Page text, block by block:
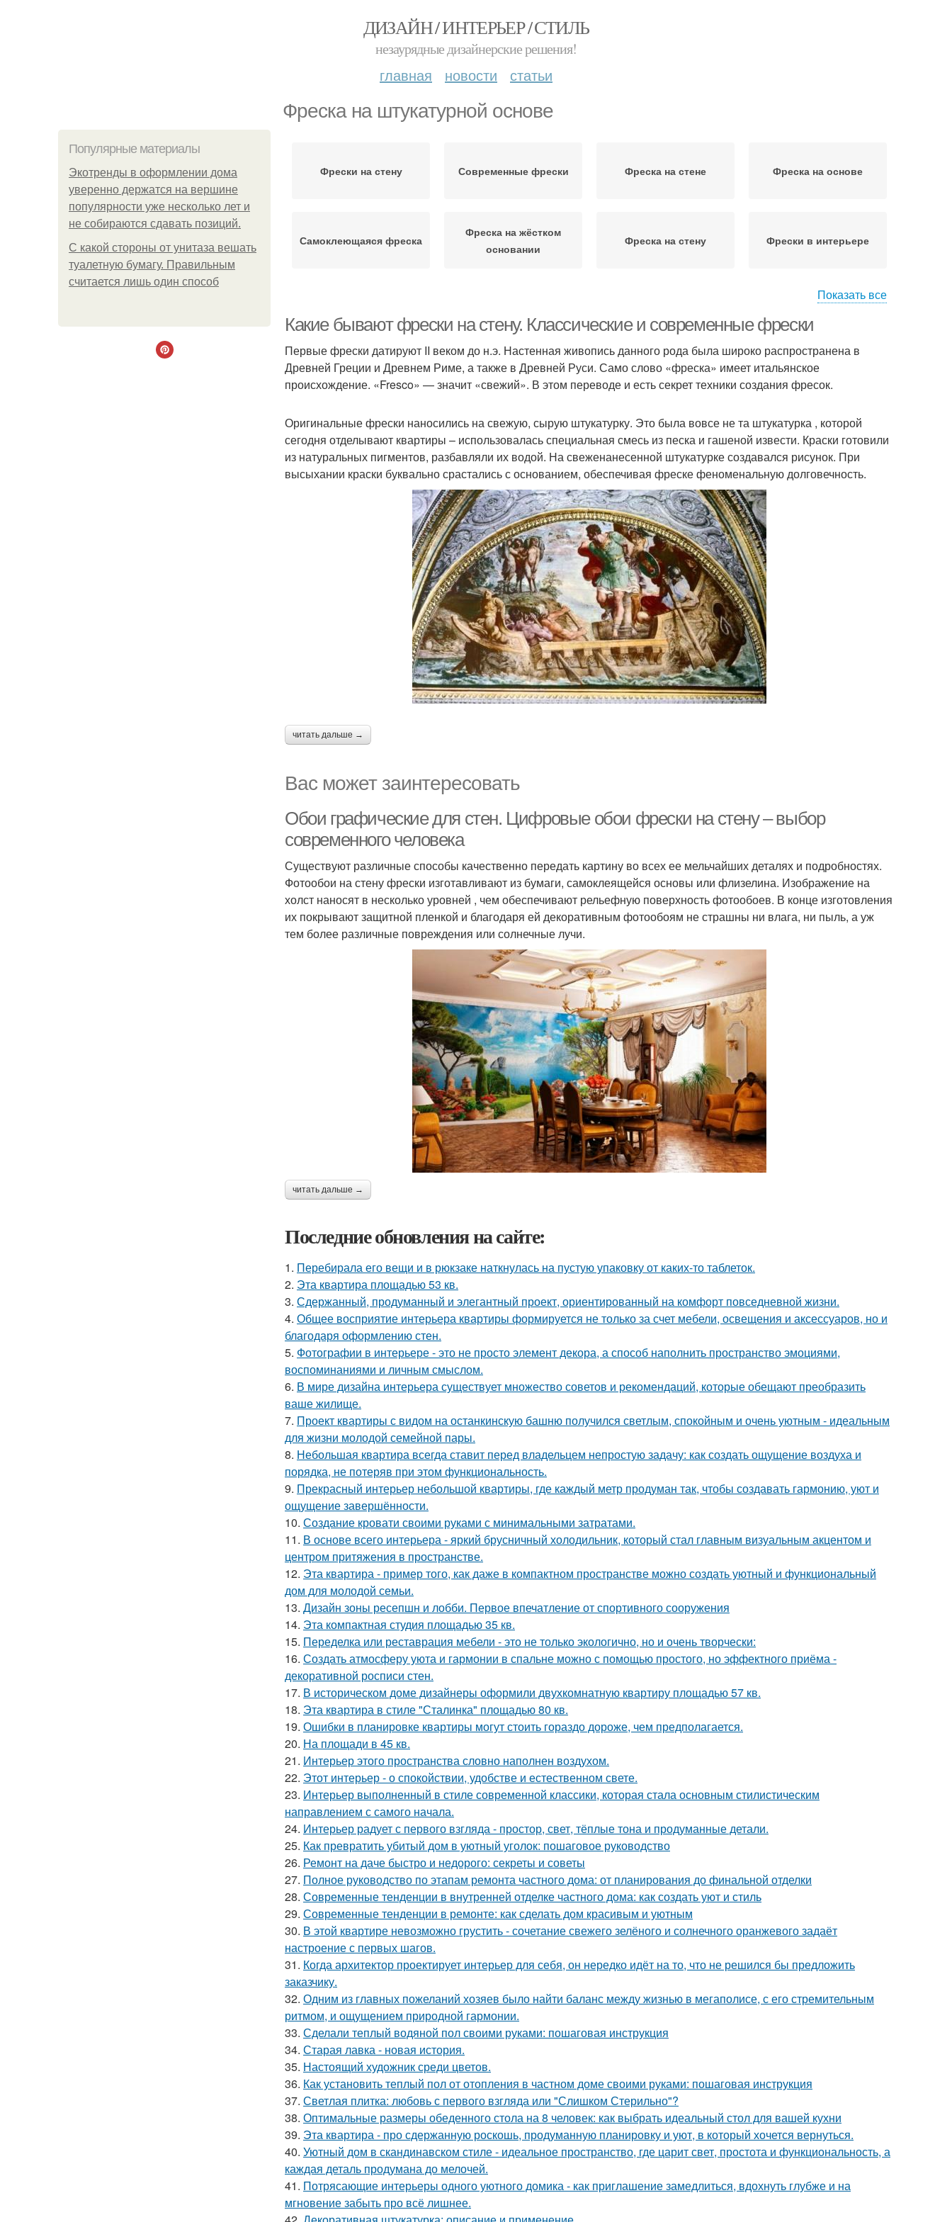
ДИЗАЙН / ИНТЕРЬЕР / СТИЛЬ
незаурядные дизайнерские решения!
главная новости статьи
Фреска на штукатурной основе
Популярные материалы
Экотренды в оформлении дома
уверенно держатся на вершине
популярности уже несколько лет и
не собираются сдавать позиций.
С какой стороны от унитаза вешать
туалетную бумагу. Правильным
считается лишь один способ
Фрески на стену Современные фрески Фреска на стене Фреска на основе
Самоклеющаяся фреска
Фреска на жёстком
основании
Фреска на стену Фрески в интерьере
штукатурке
Фреска на флизелине
Фреска на
самоклеящемся полотне
Фабричная фреска Самоклеющиеся фрески
Фреска в интерьере
Показать все
Какие бывают фрески на стену. Классические и современные фрески
Первые фрески датируют II веком до н.э. Настенная живопись данного рода была широко распространена в
Древней Греции и Древнем Риме, а также в Древней Руси. Само слово «фреска» имеет итальянское
происхождение. «Fresco» — значит «свежий». В этом переводе и есть секрет техники создания фресок.
Оригинальные фрески наносились на свежую, сырую штукатурку. Это была вовсе не та штукатурка , которой
сегодня отделывают квартиры – использовалась специальная смесь из песка и гашеной извести. Краски готовили
из натуральных пигментов, разбавляли их водой. На свеженанесенной штукатурке создавался рисунок. При
высыхании краски буквально срастались с основанием, обеспечивая фреске феноменальную долговечность.
читать дальше →
Вас может заинтересовать
Обои графические для стен. Цифровые обои фрески на стену – выбор
современного человека
Существуют различные способы качественно передать картину во всех ее мельчайших деталях и подробностях.
Фотообои на стену фрески изготавливают из бумаги, самоклеящейся основы или флизелина. Изображение на
холст наносят в несколько уровней , чем обеспечивают рельефную поверхность фотообоев. В конце изготовления
их покрывают защитной пленкой и благодаря ей декоративным фотообоям не страшны ни влага, ни пыль, а уж
тем более различные повреждения или солнечные лучи.
читать дальше →
Последние обновления на сайте:
1. Перебирала его вещи и в рюкзаке наткнулась на пустую упаковку от каких-то таблеток.
2. Эта квартира площадью 53 кв.
3. Сдержанный, продуманный и элегантный проект, ориентированный на комфорт повседневной жизни.
4. Общее восприятие интерьера квартиры формируется не только за счет мебели, освещения и аксессуаров, но и
благодаря оформлению стен.
5. Фотографии в интерьере - это не просто элемент декора, а способ наполнить пространство эмоциями,
воспоминаниями и личным смыслом.
6. В мире дизайна интерьера существует множество советов и рекомендаций, которые обещают преобразить
ваше жилище.
7. Проект квартиры с видом на останкинскую башню получился светлым, спокойным и очень уютным - идеальным
для жизни молодой семейной пары.
8. Небольшая квартира всегда ставит перед владельцем непростую задачу: как создать ощущение воздуха и
порядка, не потеряв при этом функциональность.
9. Прекрасный интерьер небольшой квартиры, где каждый метр продуман так, чтобы создавать гармонию, уют и
ощущение завершённости.
10. Создание кровати своими руками с минимальными затратами.
11. В основе всего интерьера - яркий брусничный холодильник, который стал главным визуальным акцентом и
центром притяжения в пространстве.
12. Эта квартира - пример того, как даже в компактном пространстве можно создать уютный и функциональный
дом для молодой семьи.
13. Дизайн зоны ресепшн и лобби. Первое впечатление от спортивного сооружения
14. Эта компактная студия площадью 35 кв.
15. Переделка или реставрация мебели - это не только экологично, но и очень творчески:
16. Создать атмосферу уюта и гармонии в спальне можно с помощью простого, но эффектного приёма -
декоративной росписи стен.
17. В историческом доме дизайнеры оформили двухкомнатную квартиру площадью 57 кв.
18. Эта квартира в стиле "Сталинка" площадью 80 кв.
19. Ошибки в планировке квартиры могут стоить гораздо дороже, чем предполагается.
20. На площади в 45 кв.
21. Интерьер этого пространства словно наполнен воздухом.
22. Этот интерьер - о спокойствии, удобстве и естественном свете.
23. Интерьер выполненный в стиле современной классики, которая стала основным стилистическим
направлением с самого начала.
24. Интерьер радует с первого взгляда - простор, свет, тёплые тона и продуманные детали.
25. Как превратить убитый дом в уютный уголок: пошаговое руководство
26. Ремонт на даче быстро и недорого: секреты и советы
27. Полное руководство по этапам ремонта частного дома: от планирования до финальной отделки
28. Современные тенденции в внутренней отделке частного дома: как создать уют и стиль
29. Современные тенденции в ремонте: как сделать дом красивым и уютным
30. В этой квартире невозможно грустить - сочетание свежего зелёного и солнечного оранжевого задаёт
настроение с первых шагов.
31. Когда архитектор проектирует интерьер для себя, он нередко идёт на то, что не решился бы предложить
заказчику.
32. Одним из главных пожеланий хозяев было найти баланс между жизнью в мегаполисе, с его стремительным
ритмом, и ощущением природной гармонии.
33. Сделали теплый водяной пол своими руками: пошаговая инструкция
34. Старая лавка - новая история.
35. Настоящий художник среди цветов.
36. Как установить теплый пол от отопления в частном доме своими руками: пошаговая инструкция
37. Светлая плитка: любовь с первого взгляда или "Слишком Стерильно"?
38. Оптимальные размеры обеденного стола на 8 человек: как выбрать идеальный стол для вашей кухни
39. Эта квартира - про сдержанную роскошь, продуманную планировку и уют, в который хочется вернуться.
40. Уютный дом в скандинавском стиле - идеальное пространство, где царит свет, простота и функциональность, а
каждая деталь продумана до мелочей.
41. Потрясающие интерьеры одного уютного домика - как приглашение замедлиться, вдохнуть глубже и на
мгновение забыть про всё лишнее.